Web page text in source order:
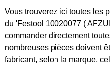
Vous trouverez ici toutes les
du 'Festool 10020077 (
commander directement
nombreuses pièces doivent
fabricant, selon la marque,